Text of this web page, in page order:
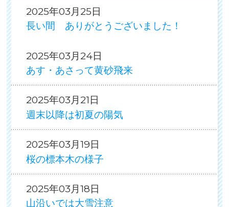
2025年03月25日
長い間 ありがとうございました！
2025年03月24日
あす・あさって黄砂飛来
2025年03月21日
週末以降は初夏の陽気
2025年03月19日
桜の標本木の様子
2025年03月18日
山沿いでは大雪注意